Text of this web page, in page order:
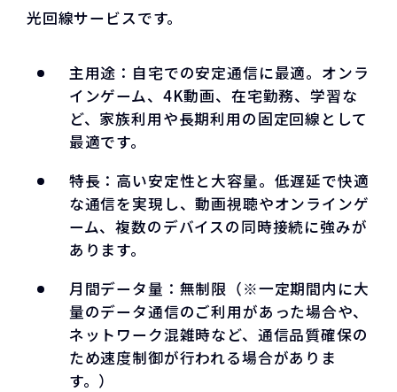
光回線サービスです。
主用途：自宅での安定通信に最適。オンラ
インゲーム、4K動画、在宅勤務、学習な
ど、家族利用や長期利用の固定回線として
最適です。
特長：高い安定性と大容量。低遅延で快適
な通信を実現し、動画視聴やオンラインゲ
ーム、複数のデバイスの同時接続に強みが
あります。
月間データ量：無制限（※一定期間内に大
量のデータ通信のご利用があった場合や、
ネットワーク混雑時など、通信品質確保の
ため速度制御が行われる場合がありま
す。）